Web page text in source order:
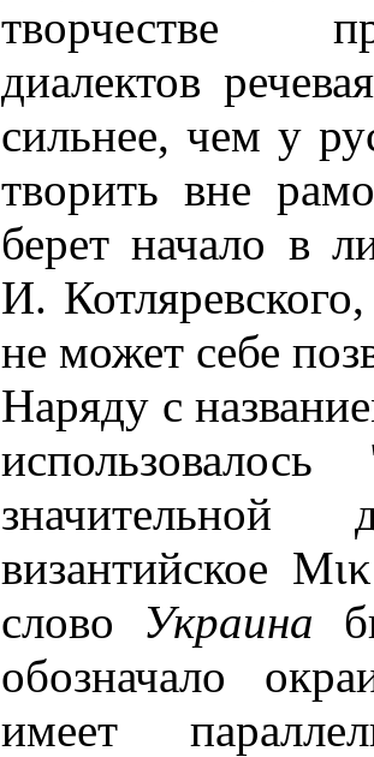
творчестве
диалектов
сильнее, чем у
творить вне
берет начало в
И.
не может себе
Наряду с
византийское
слово Украина
обозначало
имеет